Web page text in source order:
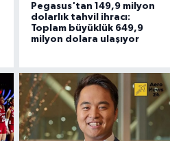
Pegasus'tan 149,9 milyon
dolarlık tahvil ihracı:
Toplam büyüklük 649,9
milyon dolara ulaşıyor